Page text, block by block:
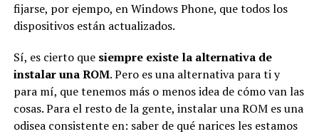
fijarse, por ejempo, en Windows Phone, que todos los
dispositivos están actualizados.
Sí, es cierto que siempre existe la alternativa de
instalar una ROM. Pero es una alternativa para ti y
para mí, que tenemos más o menos idea de cómo van las
cosas. Para el resto de la gente, instalar una ROM es una
odisea consistente en: saber de qué narices les estamos